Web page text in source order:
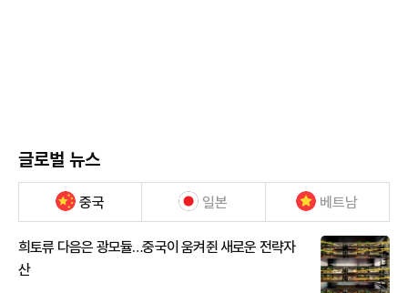
글로벌 뉴스
중국 일본 베트남
희토류 다음은 광모듈…중국이 움켜쥔 새로운 전략자
산